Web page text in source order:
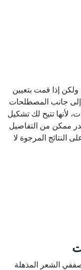
ولكن إذا قمت بتعيين
إلى جانب المصطلحات
لأنها تتيح لك تشكيل
ممكن من التفاصيل
المرجوة لا
الشعر المذهلة